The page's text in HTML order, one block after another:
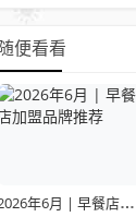
随便看看
2026年6月 | 早餐店加盟品牌推荐